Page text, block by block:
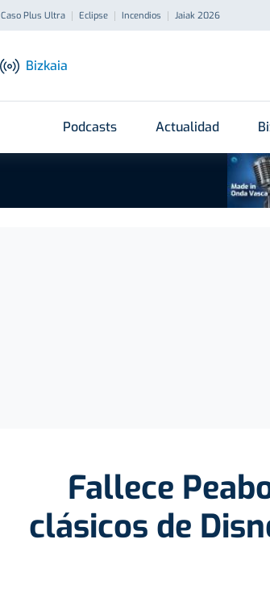
Caso Plus Ultra Eclipse Incendios Jaiak 2026
Bizkaia
Podcasts Actualidad
Fallece
clásicos de